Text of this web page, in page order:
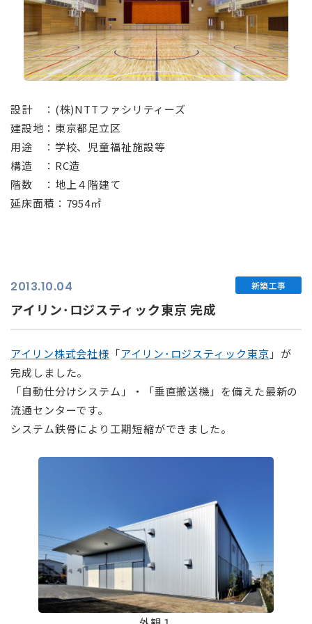
設計 ：(株)NTTファシリティーズ
建設地：東京都足立区
用途 ：学校、児童福祉施設等
構造 ：RC造
階数 ：地上４階建て
延床面積：7954㎡
2013.10.04 新築工事
アイリン･ロジスティック東京 完成
アイリン株式会社様 「アイリン･ロジスティック東京 」が
完成しました。
「自動仕分けシステム」・「垂直搬送機」を備えた最新の
流通センターです。
システム鉄骨により工期短縮ができました。